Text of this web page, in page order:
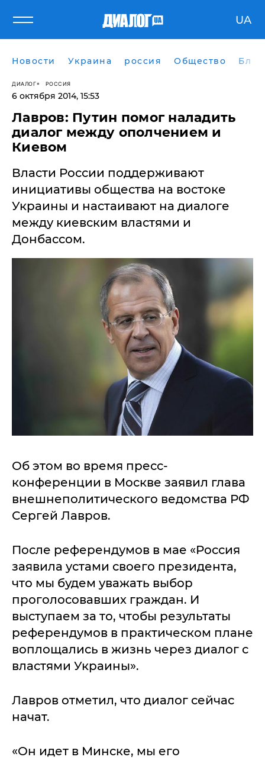
UA
Новости Украина россия Общество
ДИАЛОГ РОССИЯ
6 октября 2014, 15:53
​Лавров: Путин помог наладить
диалог между ополчением и
Киевом
Власти России поддерживают
инициативы общества на востоке
Украины и настаивают на диалоге
между киевским властями и
Донбассом.
Об этом во время пресс-
конференции в Москве заявил глава
внешнеполитического ведомства РФ
Сергей Лавров.
После референдумов в мае «Россия
заявила устами своего президента,
что мы будем уважать выбор
проголосовавших граждан. И
выступаем за то, чтобы результаты
референдумов в практическом плане
воплощались в жизнь через диалог с
властями Украины».
Лавров отметил, что диалог сейчас
начат.
«Он идет в Минске, мы его